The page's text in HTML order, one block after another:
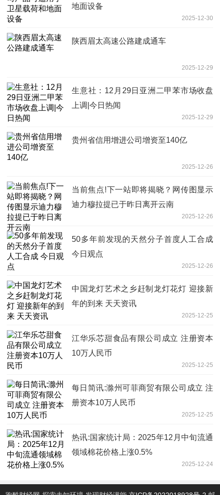
地面设备
2025-12-30
陕西眉太高速公路建成通车
2025-12-29
生意社：12月29日亚洲二甲苯市场收盘
上调|今日热闻
2025-12-29
贵州省信用增进公司增资至140亿
2025-12-26
当前焦点!下一站即将揭晓？网传图显示
迪力穆拉提已于昨日离开云南
2025-12-26
50多年前发现的天然分子首度人工合成
今日观点
2025-12-26
中国龙灯艺术之乡赶制龙灯花灯 迎接新
年的到来 天天资讯
2025-12-25
江华乐芯甜食品有限公司成立 注册资本
10万人民币
2025-12-25
每日简讯:滁州可菲商贸有限公司成立 注
册资本10万人民币
2025-12-25
热讯:国家统计局：2025年12月中旬流通
领域棉花价格上涨0.5%
2025-12-24